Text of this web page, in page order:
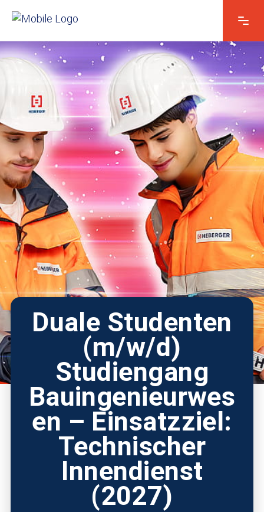
Duale Studenten
(m/w/d)
Studiengang
Bauingenieurwes
en – Einsatzziel:
Technischer
Innendienst
(2027)